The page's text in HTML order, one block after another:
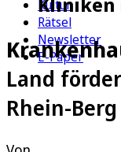
Kultur
Rätsel
Newsletter
E-Paper
Land
Rhein-